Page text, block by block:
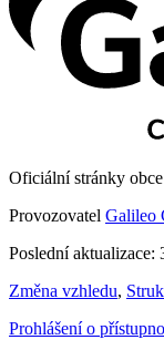
Oficiální stránky
Provozovatel Galileo
Poslední aktualizace:
Změna vzhledu,
Prohlášení o